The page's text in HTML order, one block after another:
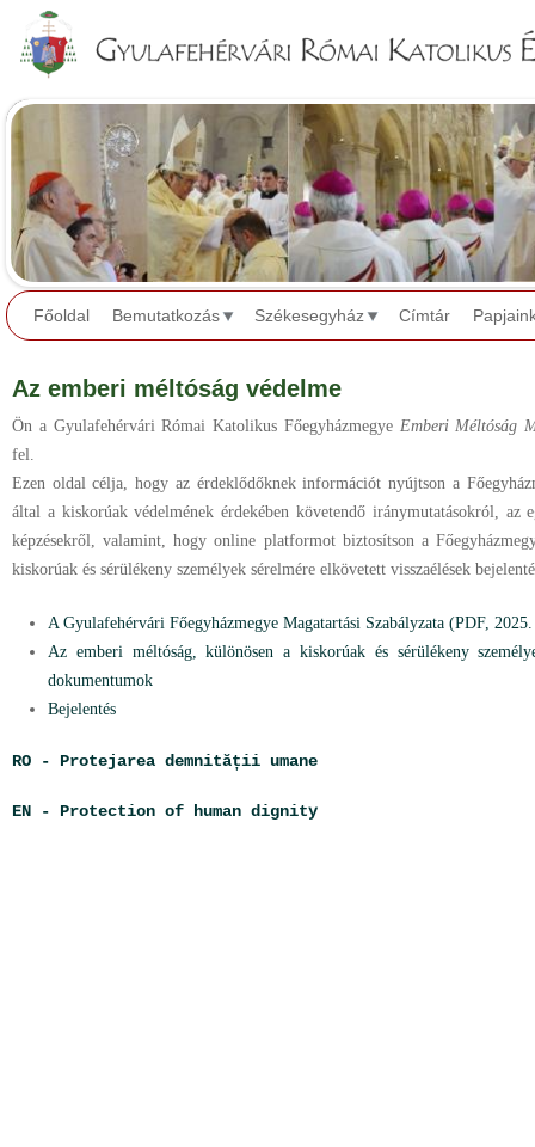
Főoldal Bemutatkozás Székesegyház Címtár
Az emberi méltóság védelme
Ön a Gyulafehérvári Római Katolikus Főegyházmegye Emberi Méltóság
fel.
Ezen oldal célja, hogy az érdeklődőknek információt nyújtson a
által a kiskorúak védelmének érdekében követendő iránymutatásokról, az
képzésekről, valamint, hogy online platformot biztosítson a
kiskorúak és sérülékeny személyek sérelmére elkövetett visszaélések
A Gyulafehérvári Főegyházmegye Magatartási Szabályzata (PDF,
Az emberi méltóság, különösen a kiskorúak és sérülékeny
dokumentumok
Bejelentés
RO - Protejarea demnității umane
EN - Protection of human dignity